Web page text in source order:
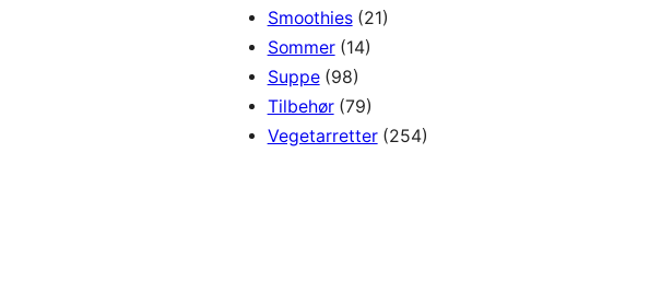
Smoothies(21)
Sommer(14)
Suppe(98)
Tilbehør(79)
Vegetarretter(254)